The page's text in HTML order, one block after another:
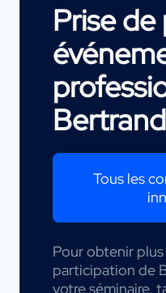
Prise
Tous les
Pour obtenir
participation de
votre séminaire,